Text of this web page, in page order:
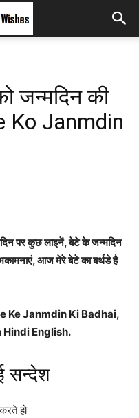
जन्मदिन की
Ko Janmdin
पर कुछ लाइनें, बेटे के जन्मदिन
आज मेरे बेटे का बर्थडे है
Ke Janmdin Ki Badhai,
Hindi English.
सन्देश
हो